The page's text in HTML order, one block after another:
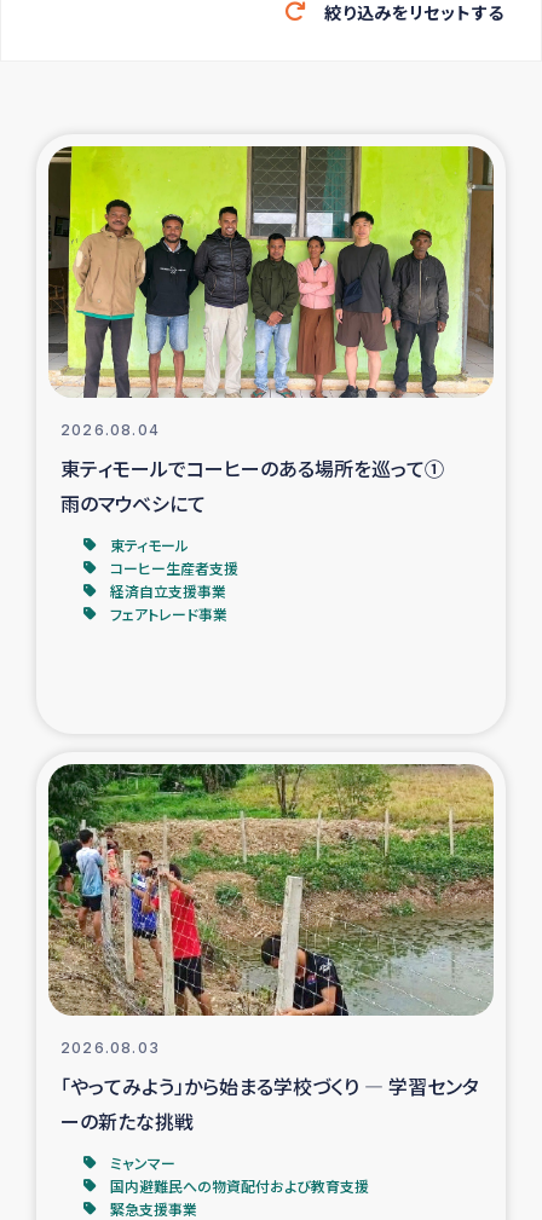
緊急救援の時代
東ティモール豪雨緊急支援
大雨による洪水被災者支援
カカオ生産者支援事業
シリア国内避難民・帰還民の生活再建支援
トルコにおけるシリア難民支援事業
インドネシア中部 スラウェシの地震・津波被災者支援
スリランカ ジャフナ県干物事業
スリランカの南北女性をつなぐサリー・リサイクル・プロ
ジェクト
復興支援事業
民際教育事業
女性グループPIFWANITAによる食品加工事業
ガザ人道支援
令和6年能登半島地震 緊急支援
国内避難民への物資配付および教育支援
絞り込みをリセットする
2026.08.04
東ティモールでコーヒーのある場所を巡って①
雨のマウベシにて
東ティモール
コーヒー生産者支援
経済自立支援事業
フェアトレード事業
2026.08.03
「やってみよう」から始まる学校づくり ― 学習センタ
ーの新たな挑戦
ミャンマー
国内避難民への物資配付および教育支援
緊急支援事業